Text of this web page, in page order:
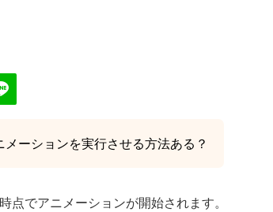
ーションを実行させる方法ある？
でアニメーションが開始されます。